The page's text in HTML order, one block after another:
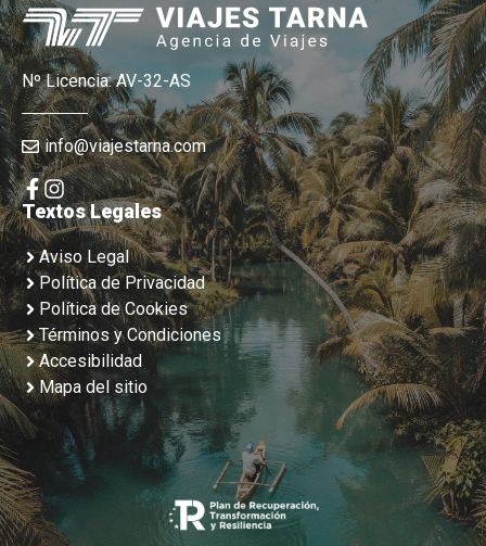
Nº Licencia: AV-32-AS
info@viajestarna.com
Textos Legales
Aviso Legal
Política de Privacidad
Política de Cookies
Términos y Condiciones
Accesibilidad
Mapa del sitio